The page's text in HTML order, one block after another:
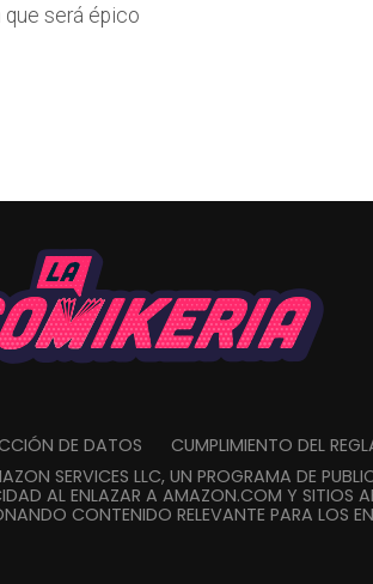
que será épico
DE DATOS
CUMPLIMIENTO DEL
SERVICES LLC, UN PROGRAMA DE
AL ENLAZAR A AMAZON.COM Y SITIOS
CONTENIDO RELEVANTE PARA LOS